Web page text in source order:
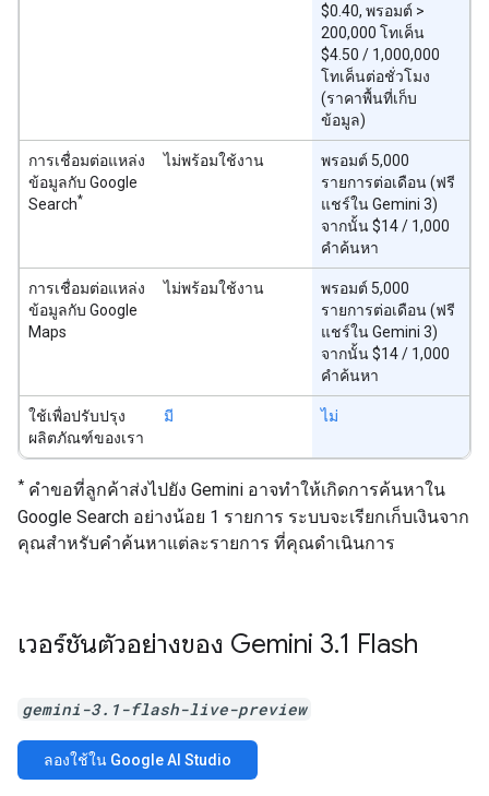
$0.40, พรอมต์ >
200,000 โทเค็น
$4.50 / 1,000,000
โทเค็นต่อชั่วโมง
(ราคาพื้นที่เก็บ
ข้อมูล)
การเชื่อมต่อแหล่ง
ข้อมูลกับ Google
Search*
ไม่พร้อมใช้งาน
พรอมต์ 5,000
รายการต่อเดือน (ฟรี
แชร์ใน Gemini 3)
จากนั้น $14 / 1,000
คำค้นหา
การเชื่อมต่อแหล่ง
ข้อมูลกับ Google
Maps
ไม่พร้อมใช้งาน
พรอมต์ 5,000
รายการต่อเดือน (ฟรี
แชร์ใน Gemini 3)
จากนั้น $14 / 1,000
คำค้นหา
ใช้เพื่อปรับปรุง
ผลิตภัณฑ์ของเรา
มี ไม่
* คำขอที่ลูกค้าส่งไปยัง Gemini อาจทำให้เกิดการค้นหาใน
Google Search อย่างน้อย 1 รายการ ระบบจะเรียกเก็บเงินจาก
คุณสำหรับคำค้นหาแต่ละรายการ ที่คุณดำเนินการ
เวอร์ชันตัวอย่างของ Gemini 3.1 Flash
gemini-3.1-flash-live-preview
ลองใช้ใน Google AI Studio